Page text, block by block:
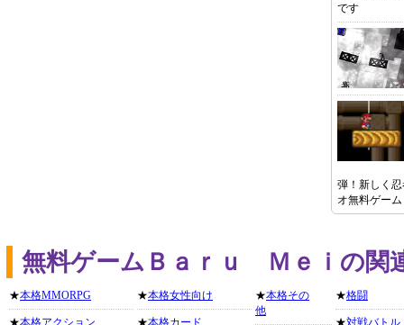
です
弾！新しく
オ無料ゲーム
無料ゲームＢａｒｕ Ｍｅｉの関
★本格MMORPG
★本格アクション
★本格女性向け
★本格カード
★本格その
他
★格闘
★対戦バトル